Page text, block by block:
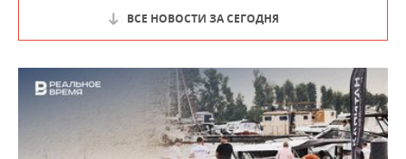
ВСЕ НОВОСТИ ЗА СЕГОДНЯ